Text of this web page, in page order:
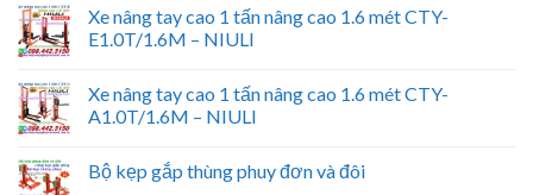
Xe nâng tay cao 1 tấn nâng cao 1.6 mét CTY-
E1.0T/1.6M – NIULI
Xe nâng tay cao 1 tấn nâng cao 1.6 mét CTY-
A1.0T/1.6M – NIULI
Bộ kẹp gắp thùng phuy đơn và đôi